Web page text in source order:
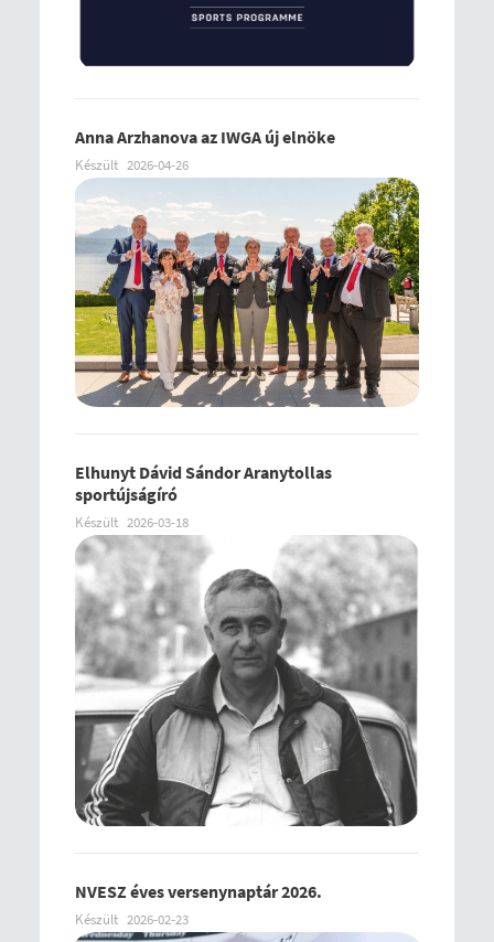
Anna Arzhanova az IWGA új elnöke
Készült 2026-04-26
Elhunyt Dávid Sándor Aranytollas
sportújságíró
Készült 2026-03-18
NVESZ éves versenynaptár 2026.
Készült 2026-02-23